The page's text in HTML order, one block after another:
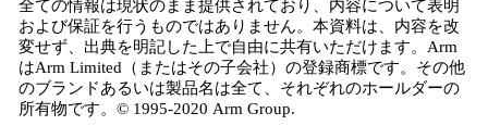
全ての情報は現状のまま提供されており、内容について表明
および保証を行うものではありません。本資料は、内容を改
変せず、出典を明記した上で自由に共有いただけます。Arm
はArm Limited（またはその子会社）の登録商標です。その他
のブランドあるいは製品名は全て、それぞれのホールダーの
所有物です。© 1995-2020 Arm Group.